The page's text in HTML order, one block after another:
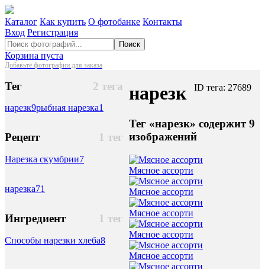
Каталог Как купить О фотобанке Контакты
Вход Регистрация
Поиск
Корзина пуста
Добавьте фотографии для заказа
2 тега
Тег
нарезк9рыбная нарезка1
1 тег
Рецепт
Нарезка скумбрии7
нарезка71
1 тег
Ингредиент
Способы нарезки хлеба8
ID тега: 27689
нарезк
Тег «нарезк» содержит 9
изображений
Мясное ассорти
Мясное ассорти
Мясное ассорти
Мясное ассорти
Мясное ассорти